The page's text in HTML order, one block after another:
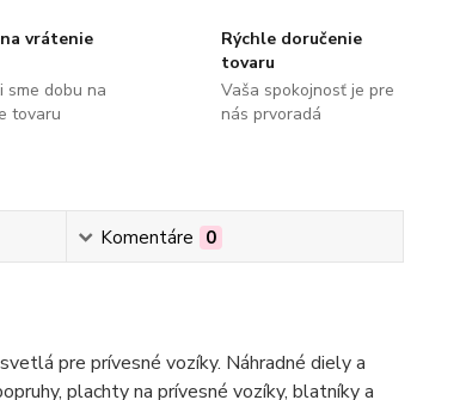
vrátenie
sme dobu na
tovaru
Rýchle doručenie
tovaru
Vaša spokojnosť je pre
nás prvoradá
Komentáre 0
pre prívesné vozíky. Náhradné diely a
plachty na prívesné vozíky, blatníky a